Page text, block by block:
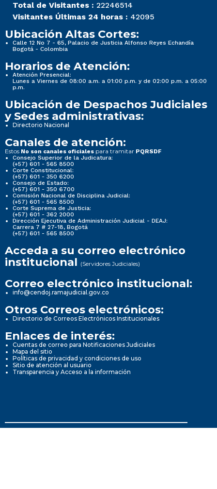
Total de Visitantes : 22246514
Visitantes Últimas 24 horas : 42095
Ubicación Altas Cortes:
Calle 12 No 7 - 65, Palacio de Justicia Alfonso Reyes Echandía
Bogotá - Colombia
Horarios de Atención:
Atención Presencial:
Lunes a Viernes de 08:00 a.m. a 01:00 p.m. y de 02:00 p.m. a 05:00
p.m.
Ubicación de Despachos Judiciales
y Sedes administrativas:
Directorio Nacional
Canales de atención:
Estos No son canales oficiales para tramitar PQRSDF
Consejo Superior de la Judicatura:
(+57) 601 - 565 8500
Corte Constitucional:
(+57) 601 - 350 6200
Consejo de Estado:
(+57) 601 - 350 6700
Comisión Nacional de Disciplina Judicial:
(+57) 601 - 565 8500
Corte Suprema de Justicia:
(+57) 601 - 362 2000
Dirección Ejecutiva de Administración Judicial - DEAJ:
Carrera 7 # 27-18, Bogotá
(+57) 601 - 565 8500
Acceda a su correo electrónico
institucional (Servidores Judiciales)
Correo electrónico institucional:
info@cendoj.ramajudicial.gov.co
Otros Correos electrónicos:
Directorio de Correos Electrónicos Institucionales
Enlaces de interés:
Cuentas de correo para Notificaciones Judiciales
Mapa del sitio
Políticas de privacidad y condiciones de uso
Sitio de atención al usuario
Transparencia y Acceso a la información